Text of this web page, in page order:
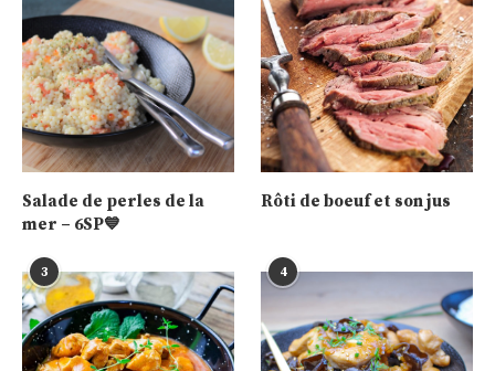
Salade de perles de la
mer – 6SP💙
Rôti de boeuf et son jus
3 4